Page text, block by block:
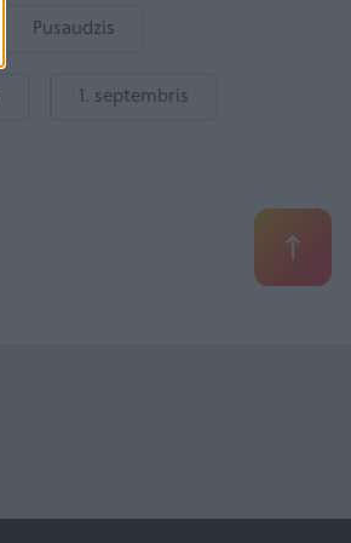
Pusaudzis
1. septembris